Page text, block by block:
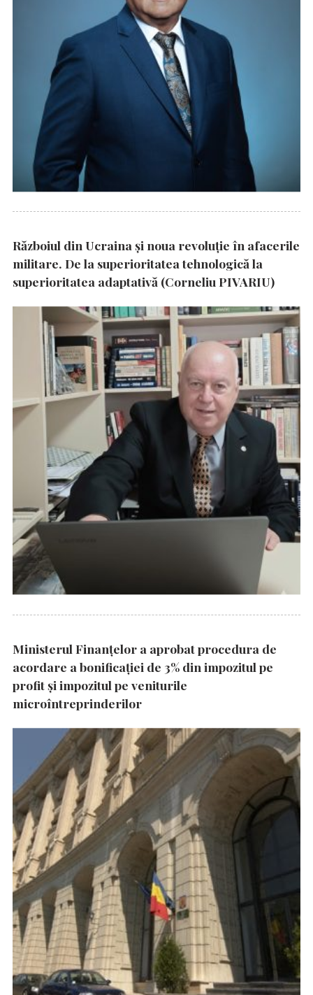
Războiul din Ucraina și noua revoluție în afacerile
militare. De la superioritatea tehnologică la
superioritatea adaptativă (Corneliu PIVARIU)
Ministerul Finanțelor a aprobat procedura de
acordare a bonificației de 3% din impozitul pe
profit și impozitul pe veniturile
microîntreprinderilor